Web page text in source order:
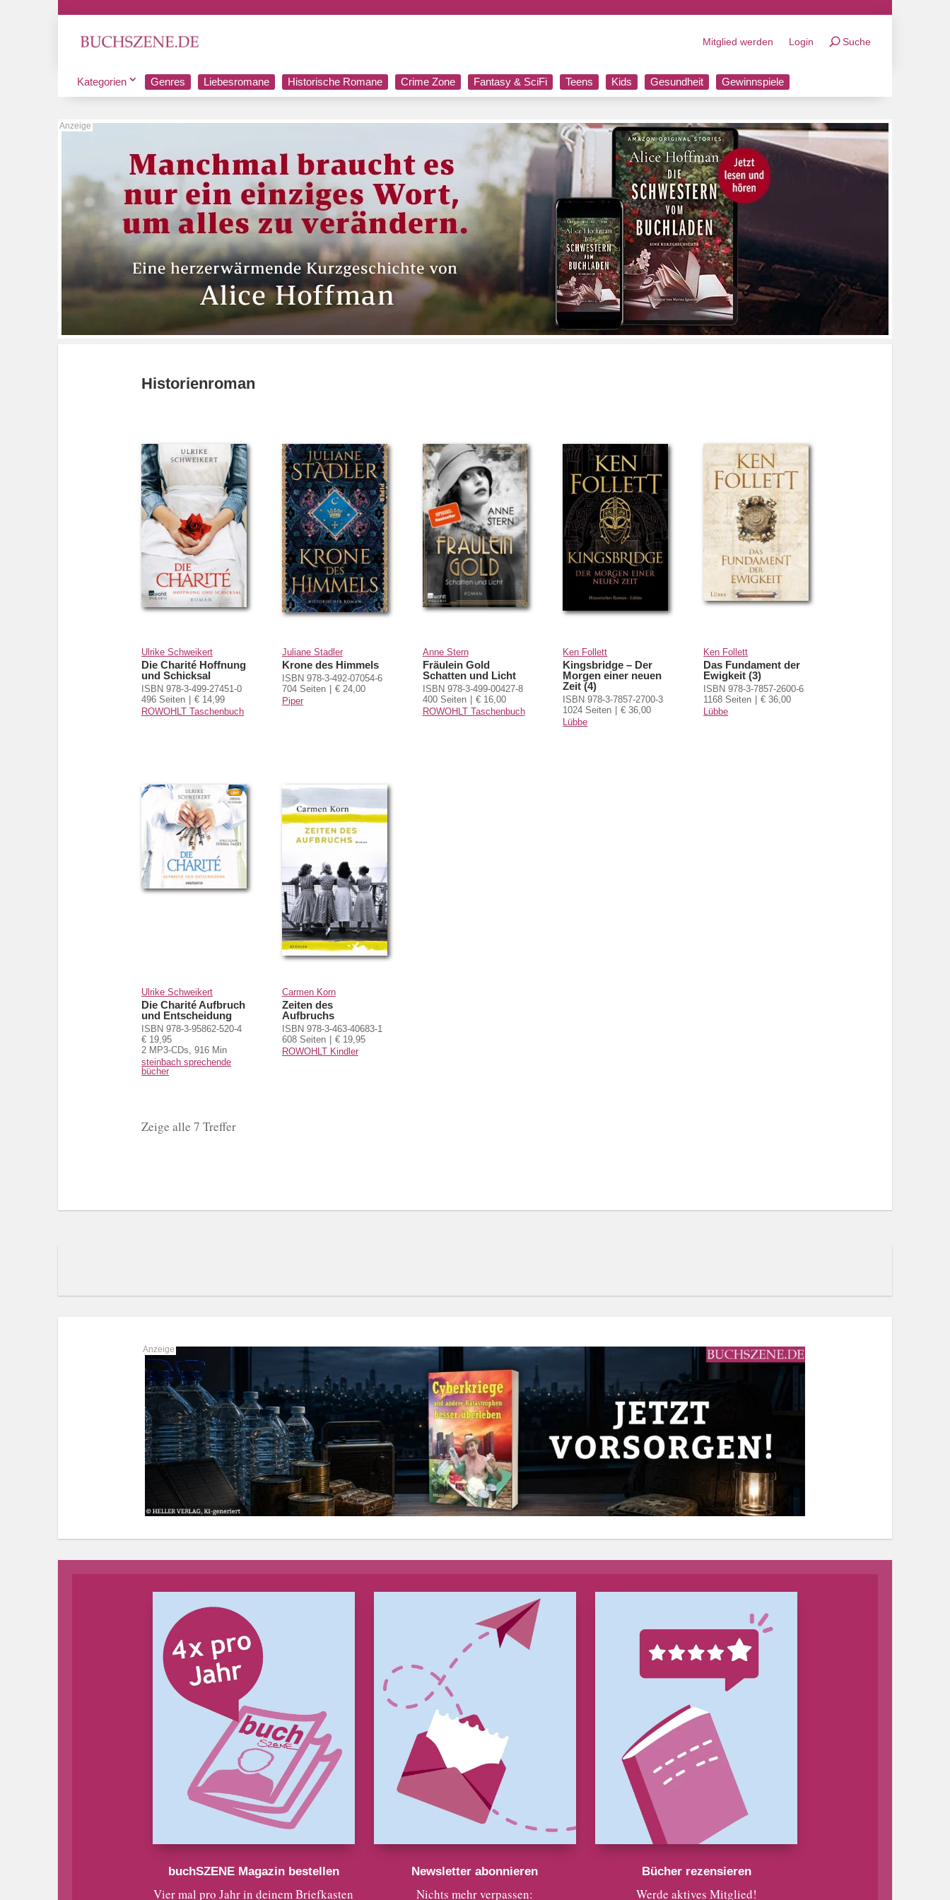
Mitglied werden Login Suche
Kategorien Genres Liebesromane Historische Romane Crime Zone Fantasy & SciFi Teens Kids Gesundheit Gewinnspiele
Historienroman
Ulrike Schweikert
Die Charité Hoffnung
und Schicksal
ISBN 978-3-499-27451-0
496 Seiten
€ 14,99
ROWOHLT Taschenbuch
Juliane Stadler
Krone des Himmels
ISBN 978-3-492-07054-6
704 Seiten
€ 24,00
Piper
Anne Stern
Fräulein Gold
Schatten und Licht
ISBN 978-3-499-00427-8
400 Seiten
€ 16,00
ROWOHLT Taschenbuch
Ken Follett
Kingsbridge – Der
Morgen einer neuen
Zeit (4)
ISBN 978-3-7857-2700-3
1024 Seiten
€ 36,00
Lübbe
Ken Follett
Das Fundament der
Ewigkeit (3)
ISBN 978-3-7857-2600-6
1168 Seiten
€ 36,00
Lübbe
Ulrike Schweikert
Die Charité Aufbruch
und Entscheidung
ISBN 978-3-95862-520-4
€ 19,95
2 MP3-CDs, 916 Min
steinbach sprechende
bücher
Carmen Korn
Zeiten des
Aufbruchs
ISBN 978-3-463-40683-1
608 Seiten
€ 19,95
ROWOHLT Kindler
Zeige alle 7 Treffer
buchSZENE Magazin bestellen
Vier mal pro Jahr in deinem Briefkasten
Newsletter abonnieren
Nichts mehr verpassen:
Bücher rezensieren
Werde aktives Mitglied!